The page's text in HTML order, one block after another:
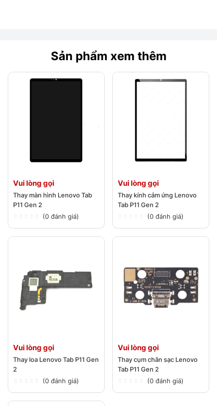
Sản phẩm xem thêm
Vui lòng gọi
Thay màn hình Lenovo Tab
P11 Gen 2
(0 đánh giá)
Vui lòng gọi
Thay kính cảm ứng Lenovo
Tab P11 Gen 2
(0 đánh giá)
Vui lòng gọi
Thay loa Lenovo Tab P11 Gen
2
(0 đánh giá)
Vui lòng gọi
Thay cụm chân sạc Lenovo
Tab P11 Gen 2
(0 đánh giá)